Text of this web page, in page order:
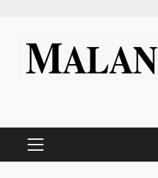
content
PRIMARY